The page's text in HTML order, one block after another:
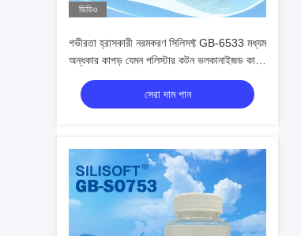
ভিডিও
গভীরতা হ্রাসকারী নরমকরণ সিলিসফ্ট GB-6533 মধ্যম
অন্ধকার কাপড় যেমন পলিস্টার কটন ভলকানাইজড কালো
ফ্যাব্রিক নাইলন গভীর করার জন্য
সেরা দাম পান